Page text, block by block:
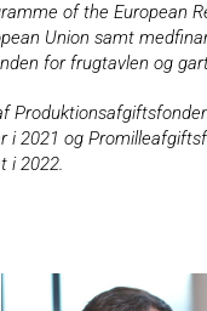
of the European
Union samt
for frugtavlen og
i 2021 og
i 2022.